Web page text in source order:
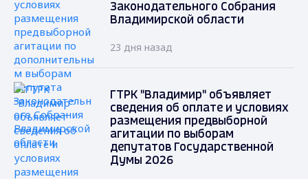
Законодательного Собрания
Владимирской области
23 дня назад
ГТРК "Владимир" объявляет
сведения об оплате и условиях
размещения предвыборной
агитации по выборам
депутатов Государственной
Думы 2026